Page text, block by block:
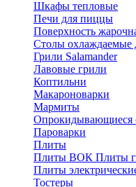
Шкафы тепловые
Печи для пиццы
Поверхность
Столы охлаждаемые
Грили Salamander
Лавовые грили
Коптильни
Макароноварки
Мармиты
Опрокидывающиеся
Пароварки
Плиты
Плиты ВОК Плиты
Плиты
Тостеры